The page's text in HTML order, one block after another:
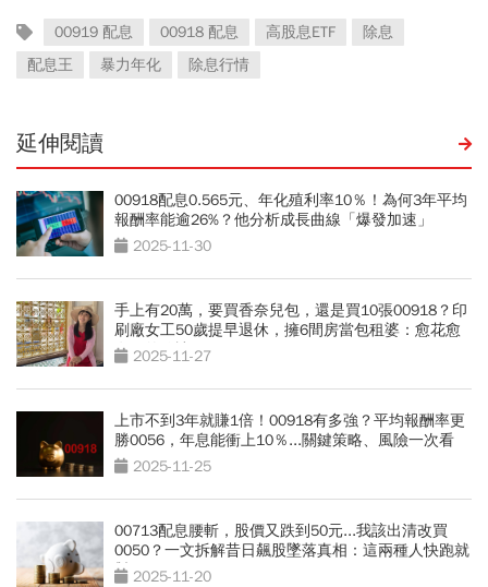
00919 配息 00918 配息 高股息ETF
除息
配息王
暴力年化 除息行情
延伸閱讀
00918配息0.565元、年化殖利率10％！為何3年平均
報酬率能逾26%？他分析成長曲線「爆發加速」
2025-11-30
手上有20萬，要買香奈兒包，還是買10張00918？印
刷廠女工50歲提早退休，擁6間房當包租婆：愈花愈
有錢的秘訣
2025-11-27
上市不到3年就賺1倍！00918有多強？平均報酬率更
勝0056，年息能衝上10％...關鍵策略、風險一次看
2025-11-25
00713配息腰斬，股價又跌到50元...我該出清改買
0050？一文拆解昔日飆股墜落真相：這兩種人快跑就
對了2025-11-20